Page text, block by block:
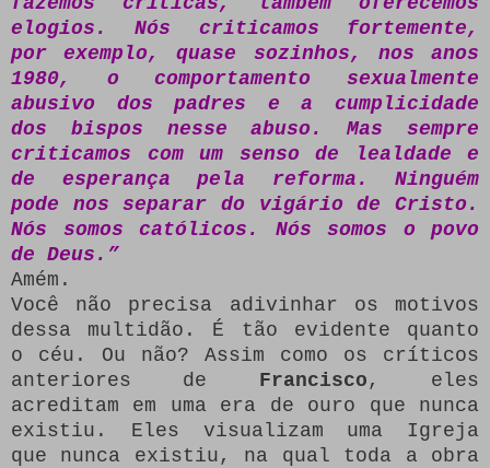
elogios. Nós criticamos fortemente,
por exemplo, quase sozinhos, nos anos
1980, ocomportamento sexualmente
abusivo dos padres e acumplicidade
dos bispos nesse abuso . Mas sempre
criticamos com um senso de lealdade e
de esperança pela reforma. Ninguém
pode nos separar do vigário de Cristo.
Nós somos católicos. Nós somos o povo
de Deus.”
Amém.
Você não precisa adivinhar os motivos
dessa multidão. É tão evidente quanto
o céu. Ou não? Assim como os críticos
anteriores de Francisco , eles
acreditam em uma era de ouro que nunca
existiu. Eles visualizam uma Igreja
que nunca existiu, na qual toda a obra